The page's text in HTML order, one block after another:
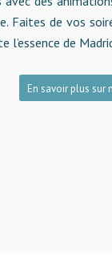
Faites de vos
l’essence de
En savoir plus sur